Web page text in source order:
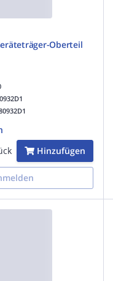
Oberteil
Hinzufügen